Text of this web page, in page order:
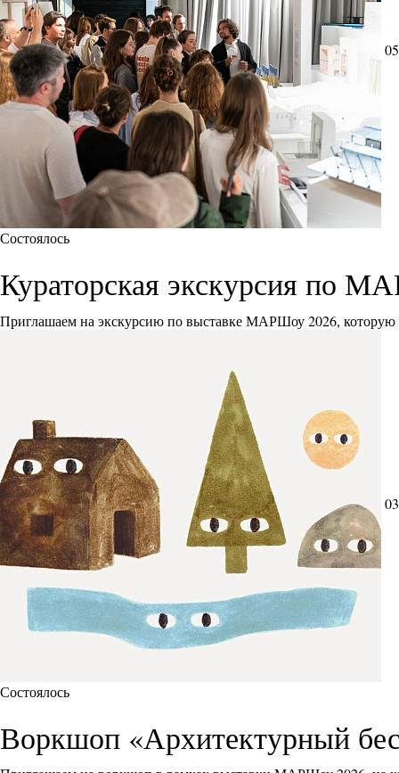
Состоялось
Кураторская экскурсия по
Приглашаем на экскурсию по выставке МАРШоу 2026, которую
Состоялось
Воркшоп «Архитектурный